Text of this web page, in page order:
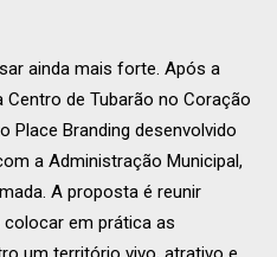
ainda mais forte. Após a
de Tubarão no Coração
Place Branding desenvolvido
a Administração Municipal,
A proposta é reunir
em prática as